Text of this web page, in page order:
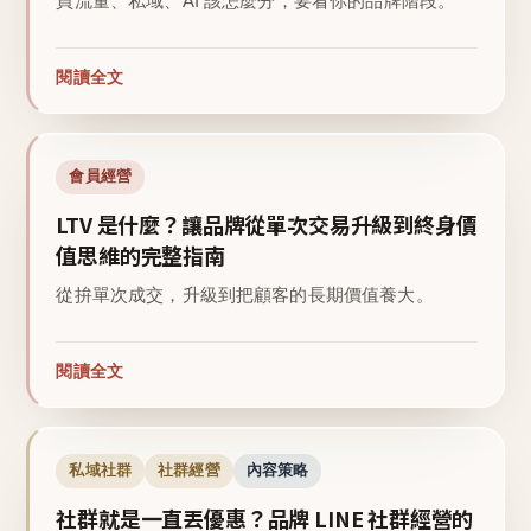
閱讀全文
會員經營
LTV 是什麼？讓品牌從單次交易升級到終身價
值思維的完整指南
從拚單次成交，升級到把顧客的長期價值養大。
閱讀全文
私域社群 社群經營 內容策略
社群就是一直丟優惠？品牌 LINE 社群經營的